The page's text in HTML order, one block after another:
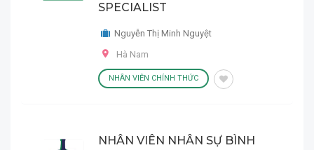
SPECIALIST
Nguyễn Thị Minh Nguyệt
Hà Nam
NHÂN VIÊN CHÍNH THỨC
NHÂN VIÊN NHÂN SỰ BÌNH